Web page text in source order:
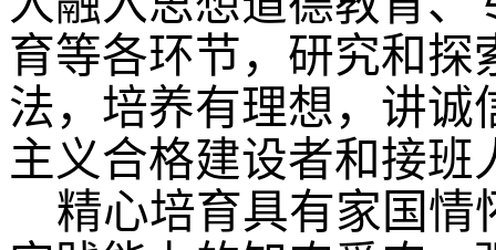
育等各环节，研究和探
法，培养有理想，讲诚
主义合格建设者和接班
精心培育具有家国情